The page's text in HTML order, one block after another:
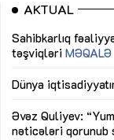
AKTUAL
Sahibkarlıq
təşviqləri MƏQALƏ
Dünya
Əvəz Quliyev:
nəticələri qorunub